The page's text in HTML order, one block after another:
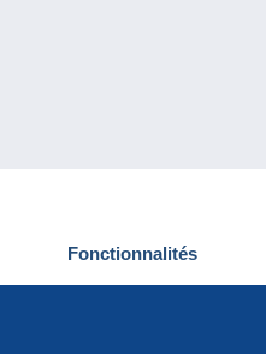
Fonctionnalités
Nouveautés